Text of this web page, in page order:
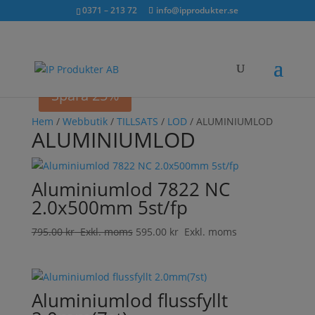
inkl. moms0371 – 213 72 info@ipprodukter.se
Sök...
×
Hem / Webbutik/ TILLSATS / LOD/ ALUMINIUMLOD
ALUMINIUMLOD
Spara 25%
Aluminiumlod 7822 NC
2.0x500mm 5st/fp
795.00krExkl. moms 595.00 krExkl. moms
Aluminiumlod flussfyllt